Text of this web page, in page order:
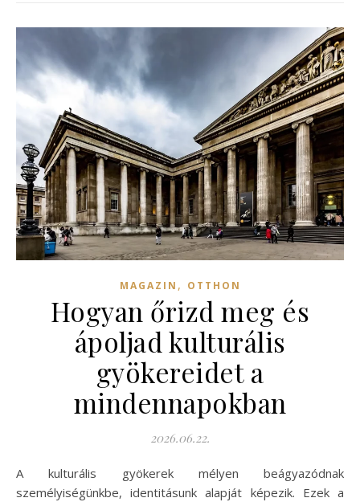
MAGAZIN , OTTHON
Hogyan őrizd meg és
ápoljad kulturális
gyökereidet a
mindennapokban
2026.06.22.
A kulturális gyökerek mélyen beágyazódnak
személyiségünkbe, identitásunk alapját képezik. Ezek a